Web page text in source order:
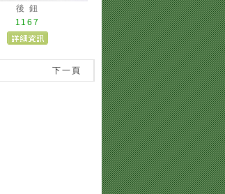
後 鈕
1167
下一頁